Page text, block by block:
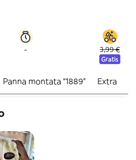
- 3,99 €
Gratis
Panna montata “1889” Extra